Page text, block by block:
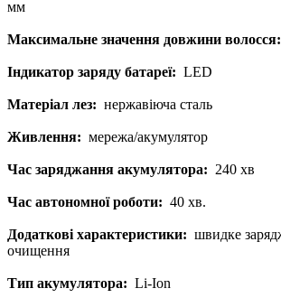
мм
Максимальне значення довжини волосся:
Індикатор заряду батареї: LED
Матеріал лез: нержавіюча сталь
Живлення: мережа/акумулятор
Час заряджання акумулятора: 240 хв
Час автономної роботи: 40 хв.
Додаткові характеристики: швидке
очищення
Тип акумулятора: Li-Ion